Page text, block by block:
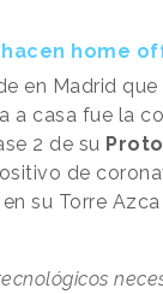
home
en Madrid
a casa fue la
2 de su
de
su Torre